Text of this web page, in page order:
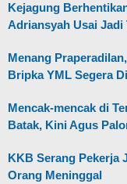
Kejagung
Adriansyah Usai Jadi
Menang
Bripka YML Segera
Mencak-mencak di
Batak, Kini Agus
KKB Serang Pekerja
Orang Meninggal